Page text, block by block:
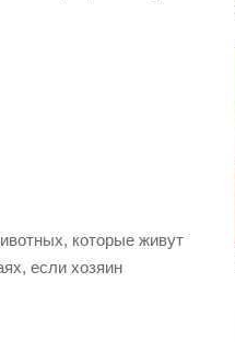
которые живут
если хозяин